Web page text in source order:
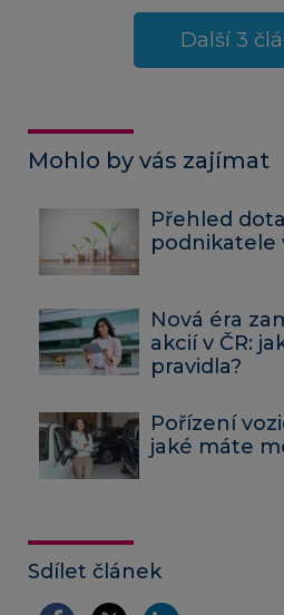
Další 3
Mohlo by vás zajímat
Přehled
podnikatele
Nová éra
akcií v ČR:
pravidla?
Pořízení
jaké máte
Sdílet článek